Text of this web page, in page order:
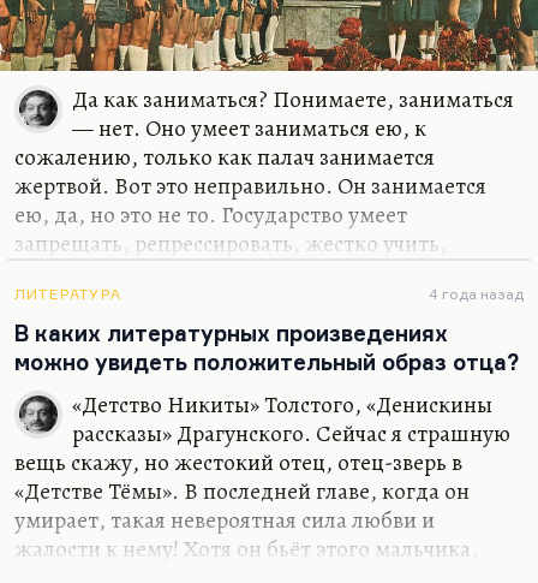
действительно не понимаю, как это случилось,
каким образом трилогия, три романа из жизни
девочки,…
Да как заниматься? Понимаете, заниматься
— нет. Оно умеет заниматься ею, к
сожалению, только как палач занимается
жертвой. Вот это неправильно. Он занимается
ею, да, но это не то. Государство умеет
запрещать, репрессировать, жестко учить,
молодежью — это значит ей не мешать, во-
первых, и давать ей возможности для развития,
во-вторых. Молодежь сама, понимаете,
находится в том ещё возрасте, когда для нее
расти естественно. Не надо помогать рису расти,
как во вьетнамской сказке, где дурак помогал
рису расти — он выдергивал его из земли. Не
надо помогать. Вы не мешайте рису расти — и
тогда все будет замечательно. Надо давать детям
развиваться, давать им…
ЛИТЕРАТУРА 4 года назад
В каких литературных произведениях
можно увидеть положительный образ отца?
«Детство Никиты» Толстого, «Денискины
рассказы» Драгунского. Сейчас я страшную
вещь скажу, но жестокий отец, отец-зверь в
«Детстве Тёмы». В последней главе, когда он
умирает, такая невероятная сила любви и
жалости к нему! Хотя он бьёт этого мальчика,